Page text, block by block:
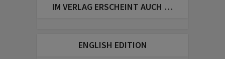
IM VERLAG ERSCHEINT AUCH …
ENGLISH EDITION